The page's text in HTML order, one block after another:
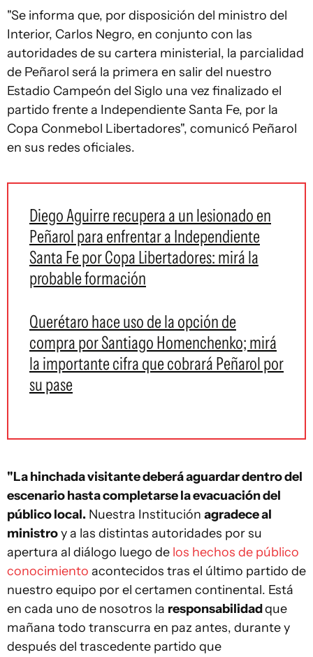
"Se informa que, por disposición del ministro del
Interior, Carlos Negro, en conjunto con las
autoridades de su cartera ministerial, la parcialidad
de Peñarol será la primera en salir del nuestro
Estadio Campeón del Siglo una vez finalizado el
partido frente a Independiente Santa Fe, por la
Copa Conmebol Libertadores", comunicó Peñarol
en sus redes oficiales.
Diego Aguirre recupera a un lesionado en
Peñarol para enfrentar a Independiente
Santa Fe por Copa Libertadores: mirá la
probable formación
Querétaro hace uso de la opción de
compra por Santiago Homenchenko; mirá
la importante cifra que cobrará Peñarol por
su pase
"La hinchada visitante deberá aguardar dentro del
escenario hasta completarse la evacuación del
público local. Nuestra Institución agradece al
ministroy a las distintas autoridades por su
apertura al diálogo luego de los hechos de público
conocimiento acontecidos tras el último partido de
nuestro equipo por el certamen continental. Está
en cada uno de nosotros la responsabilidadque
mañana todo transcurra en paz antes, durante y
después del trascedente partido que